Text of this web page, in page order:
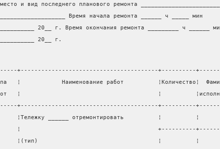
и вид последнего планового ремонта
Время начала ремонта ______ ч _____ мин
20__ г. Время окончания ремонта _________ ч ______
20__ г.
+----------------------------------------+----------
¦            Наименование работ          ¦Количество¦
¦                                        ¦
+----------------------------------------+----------
¦Тележку ______ отремонтировать          ¦          ¦
¦                                        +----------
¦(тип)                                   ¦          ¦